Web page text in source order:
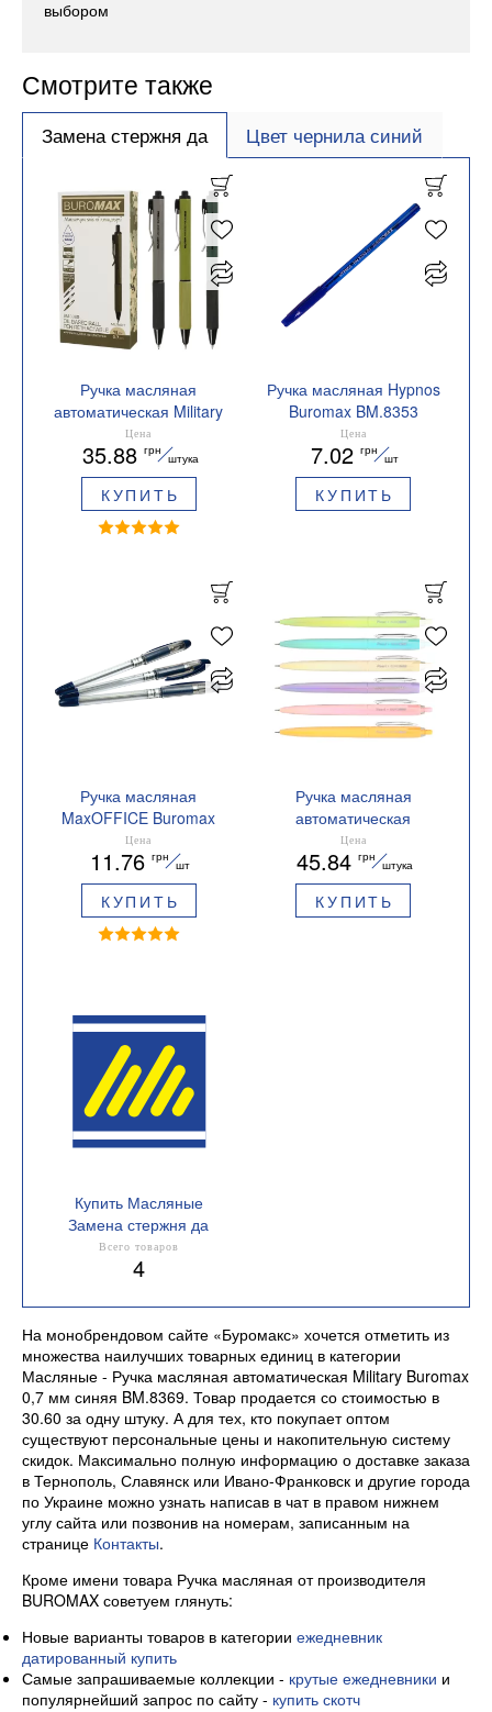
выбором
Смотрите также
Замена стержня да Цвет чернила синий
Ручка масляная
автоматическая Military
Buromax 0,7 мм синяя
BM.8369
Цена
35.88 грн
штука
КУПИТЬ
Ручка масляная Hypnos
Buromax BM.8353
Цена
7.02 грн
шт
КУПИТЬ
Ручка масляная
MaxOFFICE Buromax
BM.8352
Цена
11.76 грн
шт
КУПИТЬ
Ручка масляная
автоматическая
Buromax PEARL 0,7 мм
синяя BM.8371
Цена
45.84 грн
штука
КУПИТЬ
Купить Масляные
Замена стержня да
Всего товаров
4
На монобрендовом сайте «Буромакс» хочется отметить из
множества наилучших товарных единиц в категории
Масляные - Ручка масляная автоматическая Military Buromax
0,7 мм синяя BM.8369. Товар продается со стоимостью в
30.60 за одну штуку. А для тех, кто покупает оптом
существуют персональные цены и накопительную систему
скидок. Максимально полную информацию о доставке заказа
в Тернополь, Славянск или Ивано-Франковск и другие города
по Украине можно узнать написав в чат в правом нижнем
углу сайта или позвонив на номерам, записанным на
странице Контакты.
Кроме имени товара Ручка масляная от производителя
BUROMAX советуем глянуть:
Новые варианты товаров в категории ежедневник
датированный купить
Самые запрашиваемые коллекции - крутые ежедневники и
популярнейший запрос по сайту - купить скотч